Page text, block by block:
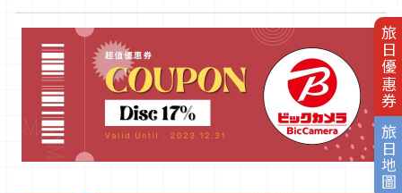
旅日優惠券
旅日地圖